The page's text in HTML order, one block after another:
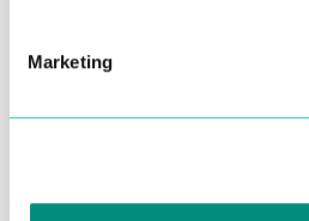
Marketing
INVIA